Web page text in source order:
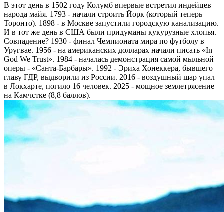
В этот день в 1502 году Колумб впервые встретил индейцев
народа майя. 1793 - начали строить Йорк (который теперь
Торонто). 1898 - в Москве запустили городскую канализацию.
И в тот же день в США были придуманы кукурузные хлопья.
Совпадение? 1930 - финал Чемпионата мира по футболу в
Уругвае. 1956 - на американских долларах начали писать «In
God We Trust». 1984 - началась демонстрация самой мыльной
оперы - «Санта-Барбары». 1992 - Эриха Хонеккера, бывшего
главу ГДР, выдворили из России. 2016 - воздушный шар упал
в Локхарте, погило 16 человек. 2025 - мощное землетрясение
на Камчстке (8,8 баллов).